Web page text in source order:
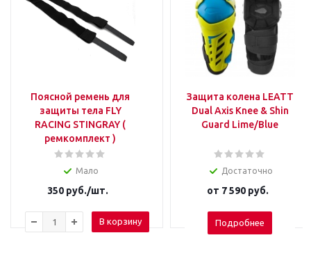
Поясной ремень для
защиты тела FLY
RACING STINGRAY (
ремкомплект )
Мало
350 руб./шт.
В корзину
Защита колена LEATT
Dual Axis Knee & Shin
Guard Lime/Blue
Достаточно
от 7 590 руб.
Подробнее